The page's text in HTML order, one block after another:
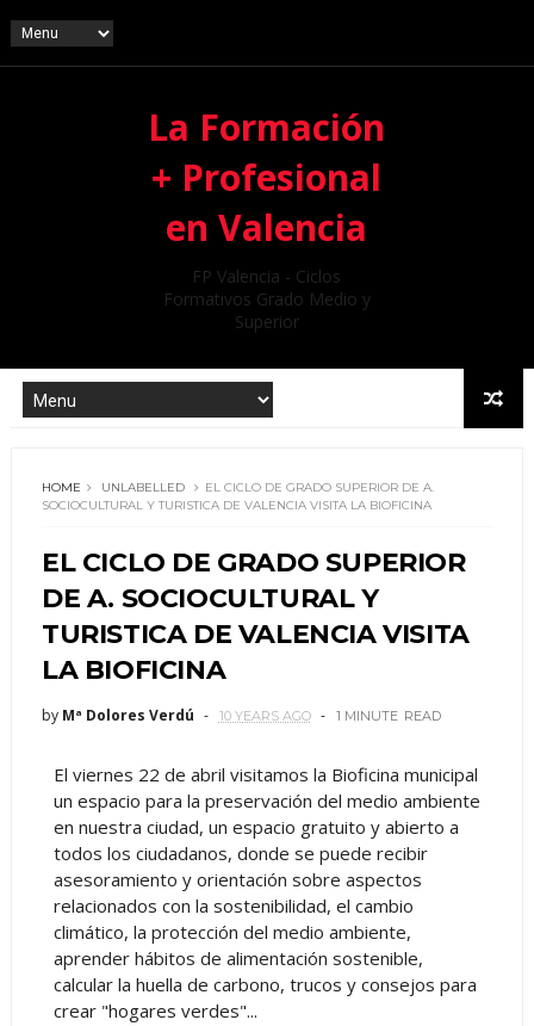
La Formación
+ Profesional
en Valencia
FP Valencia - Ciclos
Formativos Grado Medio y
Superior
HOME UNLABELLED
EL CICLO DE GRADO SUPERIOR DE A.
SOCIOCULTURAL Y TURISTICA DE VALENCIA VISITA LA BIOFICINA
EL CICLO DE GRADO SUPERIOR
DE A. SOCIOCULTURAL Y
TURISTICA DE VALENCIA VISITA
LA BIOFICINA
by Mª Dolores Verdú 10 YEARS AGO 1 MINUTE READ
El viernes 22 de abril visitamos la Bioficina municipal
un espacio para la preservación del medio ambiente
en nuestra ciudad, un espacio gratuito y abierto a
todos los ciudadanos, donde se puede recibir
asesoramiento y orientación sobre aspectos
relacionados con la sostenibilidad, el cambio
climático, la protección del medio ambiente,
aprender hábitos de alimentación sostenible,
calcular la huella de carbono, trucos y consejos para
crear "hogares verdes"...